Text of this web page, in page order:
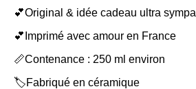
💕Original & idée cadeau ultra sympa
💕Imprimé avec amour en France
📏Contenance : 250 ml environ
🏷️Fabriqué en céramique